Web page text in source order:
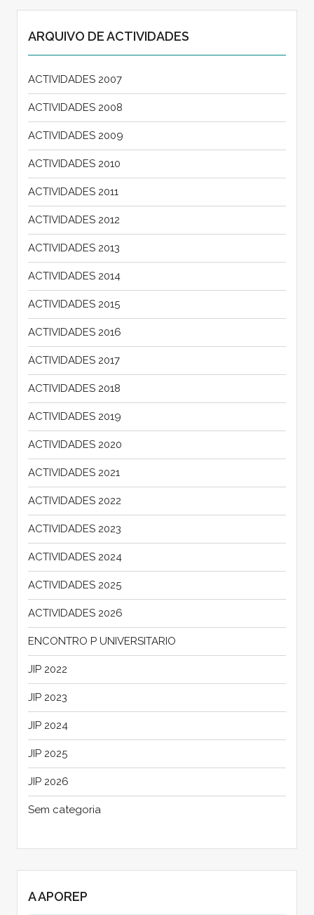
ARQUIVO DE ACTIVIDADES
ACTIVIDADES 2007
ACTIVIDADES 2008
ACTIVIDADES 2009
ACTIVIDADES 2010
ACTIVIDADES 2011
ACTIVIDADES 2012
ACTIVIDADES 2013
ACTIVIDADES 2014
ACTIVIDADES 2015
ACTIVIDADES 2016
ACTIVIDADES 2017
ACTIVIDADES 2018
ACTIVIDADES 2019
ACTIVIDADES 2020
ACTIVIDADES 2021
ACTIVIDADES 2022
ACTIVIDADES 2023
ACTIVIDADES 2024
ACTIVIDADES 2025
ACTIVIDADES 2026
ENCONTRO P UNIVERSITARIO
JIP 2022
JIP 2023
JIP 2024
JIP 2025
JIP 2026
Sem categoria
A APOREP